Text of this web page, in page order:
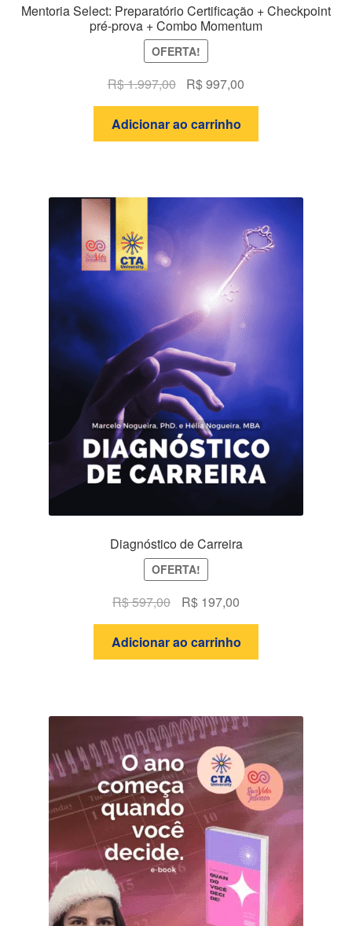
Mentoria Select: Preparatório Certificação + Checkpoint
pré-prova + Combo Momentum
OFERTA!
R$1.997,00
O
preço
original
era:
R$997,00
preço
é:
Adicionar ao carrinho
Diagnóstico de Carreira
OFERTA!
R$597,00
O
preço
original
era:
R$197,00O
preço
atual
é:
Adicionar ao carrinho